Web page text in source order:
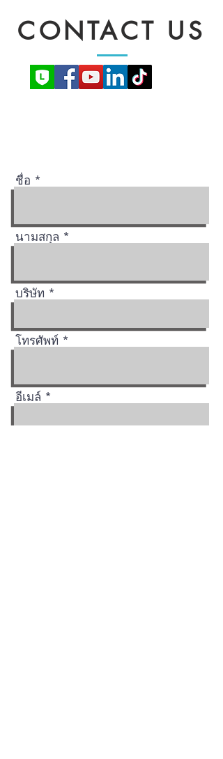
CONTACT US
ชื่อ
นามสกุล
บริษัท
โทรศัพท์
อีเมล์